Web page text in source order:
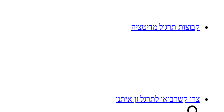
קבוצות תרגול מדיטציה
צרו קשרבואו לתרגל זן איתנו